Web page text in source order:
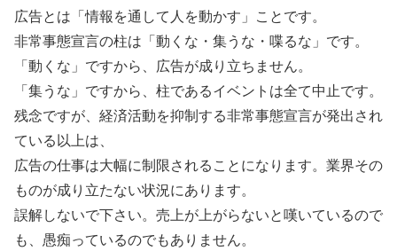
広告とは「情報を通して人を動かす」ことです。
非常事態宣言の柱は「動くな・集うな・喋るな」です。
「動くな」ですから、広告が成り立ちません。
「集うな」ですから、柱であるイベントは全て中止です。
残念ですが、経済活動を抑制する非常事態宣言が発出され
ている以上は、
広告の仕事は大幅に制限されることになります。業界その
ものが成り立たない状況にあります。
誤解しないで下さい。売上が上がらないと嘆いているので
も、愚痴っているのでもありません。